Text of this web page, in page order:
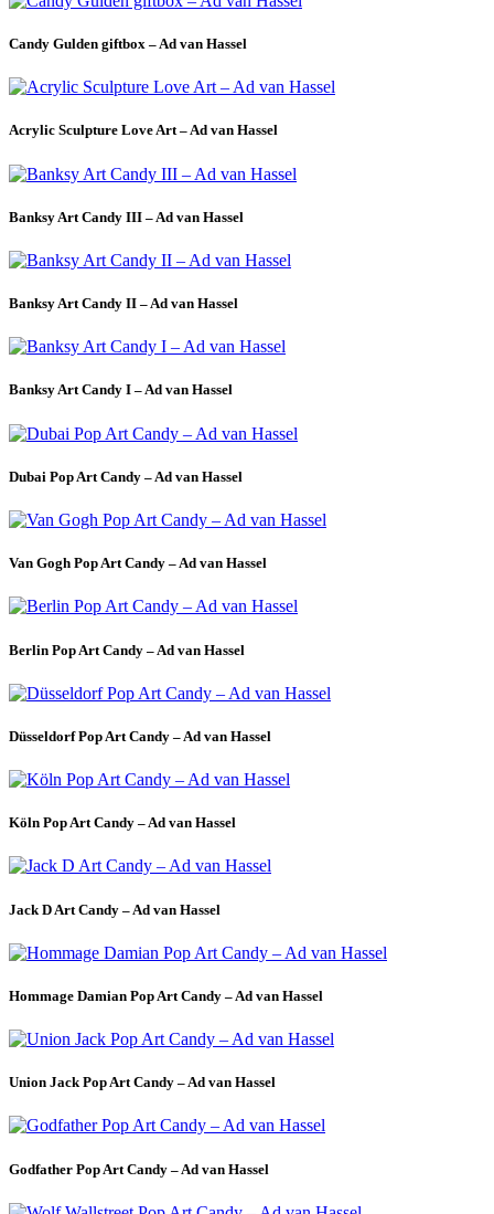
Candy Gulden giftbox – Ad van Hassel
Acrylic Sculpture Love Art – Ad van Hassel
Banksy Art Candy III – Ad van Hassel
Banksy Art Candy II – Ad van Hassel
Banksy Art Candy I – Ad van Hassel
Dubai Pop Art Candy – Ad van Hassel
Van Gogh Pop Art Candy – Ad van Hassel
Berlin Pop Art Candy – Ad van Hassel
Düsseldorf Pop Art Candy – Ad van Hassel
Köln Pop Art Candy – Ad van Hassel
Jack D Art Candy – Ad van Hassel
Hommage Damian Pop Art Candy – Ad van Hassel
Union Jack Pop Art Candy – Ad van Hassel
Godfather Pop Art Candy – Ad van Hassel